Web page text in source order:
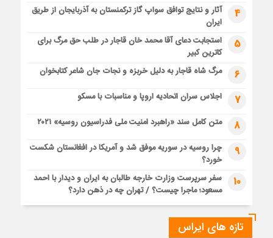
4
آثار و نتایج توافق سواپ گاز ترکمنستان به آذربایجان از طریق
ایران
5
استجابت دعای آقا محمد خان قاجار در طلب حق مرگ برای
کاترین کبیر
6 مرگ شاه قاجار به دلیل خربزه و نجات جان شاعر کتابخوان
7 اجلاس سران اتحادیه اروپا و مناسبات با مسکو
8 متن کامل سند «راهبرد امنیت ملی فدراسیون روسیه» ۲۰۲۱
9
چرا روسیه در سوریه موفق شد و آمریکا در افغانستان شکست
خورد؟
10
سفر سرپرست وزارت خارجه طالبان به ایران و دیدار با احمد
مسعود؛ ماجرا چیست؟ / تهران چه در ذهن دارد؟
تازه های ایراس